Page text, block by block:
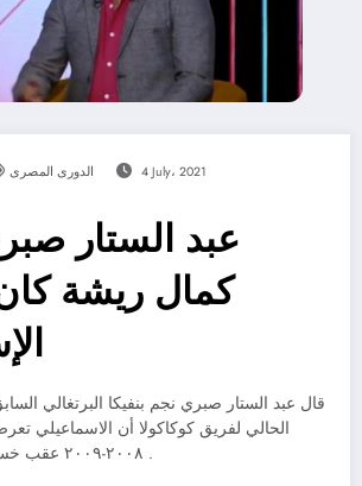
الدورى المصرى 4 July، 2021
عبد الستار
كمال ريشة
قال عبد الستار صبري نجم بنفيكا البرتغالي
الحالي لفريق كوكاكولا أن الاسماعيلي
٢٠٠٨-٢٠٠٩ عقب خسارته لبطولة الدوري .